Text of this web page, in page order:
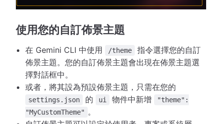
使用您的自訂佈景主題
在 Gemini CLI 中使用 /theme
指令選擇您的自訂
佈景主題。您的自訂佈景主題會出現在佈景主題選
擇對話框中。
或者，將其設為預設佈景主題，只需在您的
settings.json 的 ui 物件中新增
"theme":
"MyCustomTheme"
。